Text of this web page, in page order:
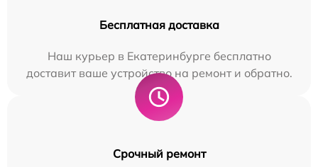
Бесплатная доставка
Наш курьер в Екатеринбурге бесплатно
доставит ваше устройство на ремонт и обратно.
Срочный ремонт